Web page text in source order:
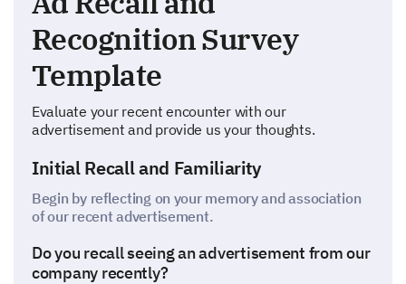
Recognition Survey
Template
Evaluate your recent encounter with our
advertisement and provide us your thoughts.
Initial Recall and Familiarity
Begin by reflecting on your memory and association
of our recent advertisement.
Do you recall seeing an advertisement from our
company recently?